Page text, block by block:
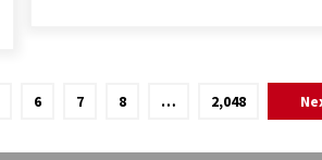
k
p
p
dI
n
6 7 8 … 2,048